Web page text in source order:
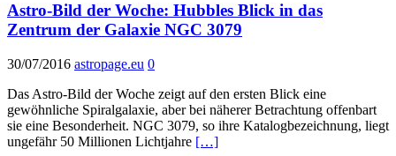
Astro-Bild der Woche: Hubbles Blick in das
Zentrum der Galaxie NGC 3079
30/07/2016 astropage.eu 0
Das Astro-Bild der Woche zeigt auf den ersten Blick eine
gewöhnliche Spiralgalaxie, aber bei näherer Betrachtung offenbart
sie eine Besonderheit. NGC 3079, so ihre Katalogbezeichnung, liegt
ungefähr 50 Millionen Lichtjahre […]